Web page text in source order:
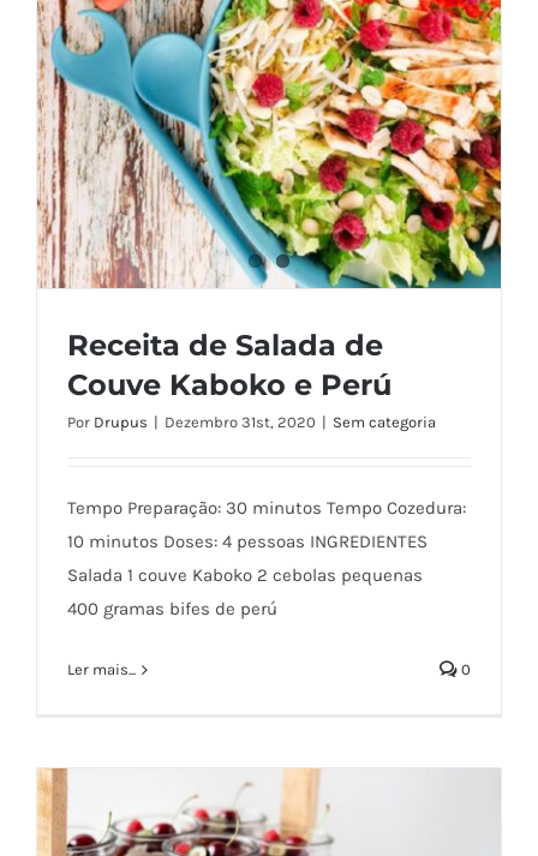
Receita de Salada de Couve Kaboko e
Receita de Salada de
Couve Kaboko e Perú
Por Drupus | Dezembro 31st, 2020 | Sem categoria
Tempo Preparação: 30 minutos Tempo Cozedura:
10 minutos Doses: 4 pessoas INGREDIENTES
Salada 1 couve Kaboko 2 cebolas pequenas
400 gramas bifes de perú
Ler mais... 0